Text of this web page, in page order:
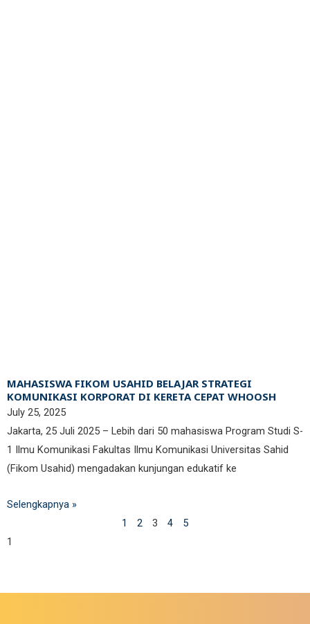
MAHASISWA FIKOM USAHID BELAJAR STRATEGI
KOMUNIKASI KORPORAT DI KERETA CEPAT WHOOSH
July 25, 2025
Jakarta, 25 Juli 2025 – Lebih dari 50 mahasiswa Program Studi S-
1 Ilmu Komunikasi Fakultas Ilmu Komunikasi Universitas Sahid
(Fikom Usahid) mengadakan kunjungan edukatif ke
Selengkapnya »
1
2 3 4 5